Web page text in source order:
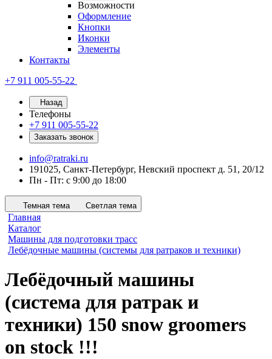
Возможности
Оформление
Кнопки
Иконки
Элементы
Контакты
+7 911 005-55-22
Назад
Телефоны
+7 911 005-55-22
Заказать звонок
info@ratraki.ru
191025, Санкт-Петербург, Невский проспект д. 51, 20/12
Пн - Пт: с 9:00 до 18:00
Темная тема Светлая тема
Главная
Каталог
Машины для подготовки трасс
Лебёдочные машины (системы для ратраков и техники)
Лебёдочный машины
(система для ратрак и
техники) 150 snow groomers
on stock !!!